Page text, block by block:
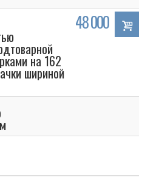
на 162
шириной
48 000